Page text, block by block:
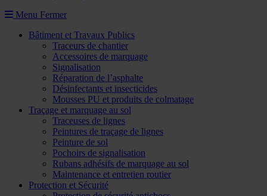
Menu Fermer
Bâtiment et Travaux Publics
Traceurs de chantier
Accessoires de marquage
Signalisation
Réparation de l’asphalte
Désinfectants et insecticides
Mousses PU et produits de colmatage
Traçage et marquage au sol
Traceuses de lignes
Peintures de traçage de lignes
Peinture de sol
Pochoirs de signalisation
Rubans adhésifs de marquage au sol
Maintenance et entretien routier
Protection et Sécurité